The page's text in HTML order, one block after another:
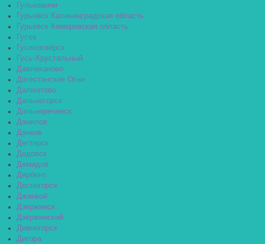
Гулькевичи
Гурьевск Калининградская область
Гурьевск Кемеровская область
Гусев
Гусиноозёрск
Гусь-Хрустальный
Давлеканово
Дагестанские Огни
Далматово
Дальнегорск
Дальнереченск
Данилов
Данков
Дегтярск
Дедовск
Демидов
Дербент
Десногорск
Джанкой
Дзержинск
Дзержинский
Дивногорск
Дигора